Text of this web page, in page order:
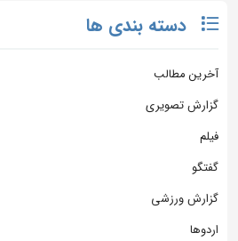
دسته بندی ها
آخرین مطالب
گزارش تصویری
فیلم
گفتگو
گزارش ورزشی
اردوها